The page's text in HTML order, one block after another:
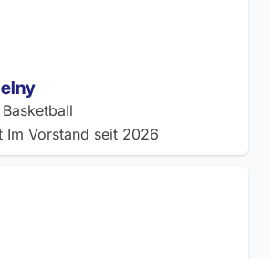
Im Vorstand seit 2026